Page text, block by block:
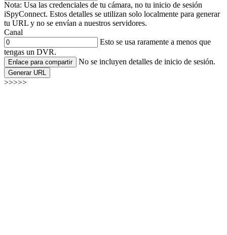
Nota: Usa las credenciales de tu cámara, no tu inicio de sesión
iSpyConnect. Estos detalles se utilizan solo localmente para generar
tu URL y no se envían a nuestros servidores.
Canal
Esto se usa raramente a menos que
tengas un DVR.
Enlace para compartir No se incluyen detalles de inicio de sesión.
Generar URL
>>>>>